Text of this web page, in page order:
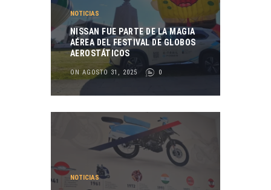
NOTICIAS
NISSAN FUE PARTE DE LA MAGIA
AÉREA DEL FESTIVAL DE GLOBOS
AEROSTÁTICOS
ON AGOSTO 31, 2025 0
NOTICIAS